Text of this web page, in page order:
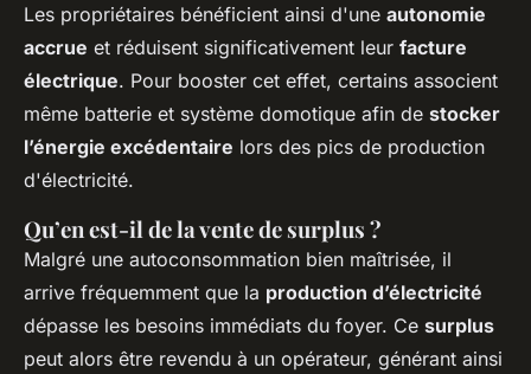
Les propriétaires bénéficient ainsi d'une autonomie
accrue et réduisent significativement leur facture
électrique. Pour booster cet effet, certains associent
même batterie et système domotique afin de stocker
l’énergie excédentaire lors des pics de production
d'électricité.
Qu’en est-il de la vente de surplus ?
Malgré une autoconsommation bien maîtrisée, il
arrive fréquemment que la production d’électricité
dépasse les besoins immédiats du foyer. Ce surplus
peut alors être revendu à un opérateur, générant ainsi